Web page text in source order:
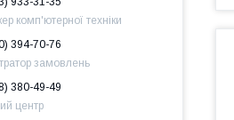
комп'ютерної техніки
394-70-76
замовлень
380-49-49
центр